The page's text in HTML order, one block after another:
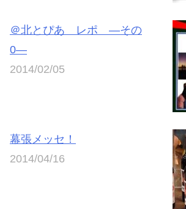
＠北とぴあ レポ ―その
0―
2014/02/05
幕張メッセ！
2014/04/16